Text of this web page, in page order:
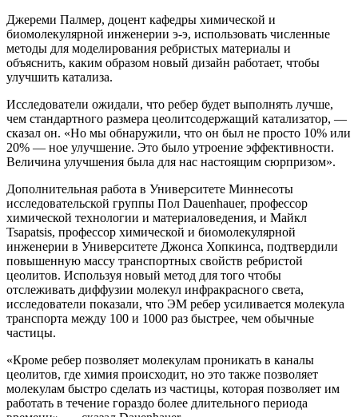
Джереми Палмер, доцент кафедры химической и
биомолекулярной инженерии э-э, использовать численные
методы для моделирования ребристых материалы и
объяснить, каким образом новый дизайн работает, чтобы
улучшить катализа.
Исследователи ожидали, что ребер будет выполнять лучше,
чем стандартного размера цеолитсодержащий катализатор, —
сказал он. «Но мы обнаружили, что он был не просто 10% или
20% — ное улучшение. Это было утроение эффективности.
Величина улучшения была для нас настоящим сюрпризом».
Дополнительная работа в Университете Миннесоты
исследовательской группы Пол Dauenhauer, профессор
химической технологии и материаловедения, и Майкл
Tsapatsis, профессор химической и биомолекулярной
инженерии в Университете Джонса Хопкинса, подтвердили
повышенную массу транспортных свойств ребристой
цеолитов. Используя новый метод для того чтобы
отслеживать диффузии молекул инфракрасного света,
исследователи показали, что ЭМ ребер усиливается молекула
транспорта между 100 и 1000 раз быстрее, чем обычные
частицы.
«Кроме ребер позволяет молекулам проникать в каналы
цеолитов, где химия происходит, но это также позволяет
молекулам быстро сделать из частицы, которая позволяет им
работать в течение гораздо более длительного периода